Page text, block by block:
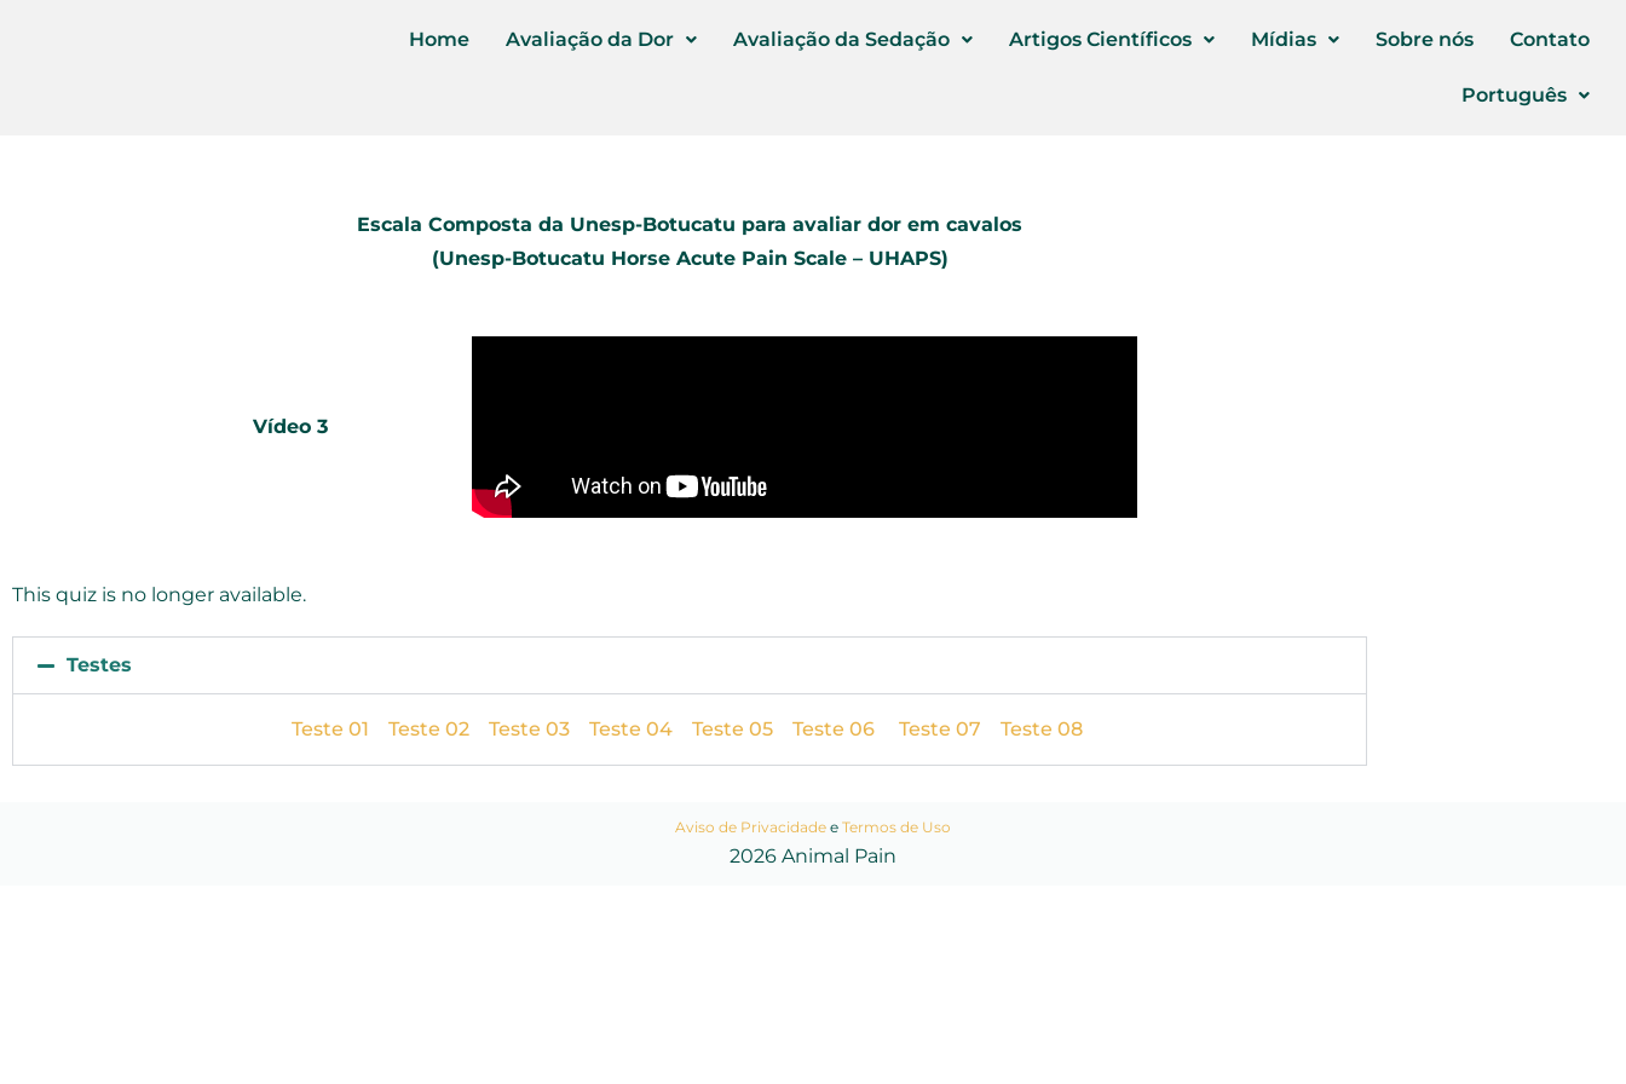
Home Avaliação da Dor Avaliação da Sedação Artigos Científicos Mídias Sobre nós Contato
Português
Escala Composta da Unesp-Botucatu para avaliar dor em cavalos
(Unesp-Botucatu Horse Acute Pain Scale – UHAPS)
Vídeo 3
This quiz is no longer available.
Testes
Teste 01 Teste 02 Teste 03 Teste 04 Teste 05 Teste 06 Teste 07 Teste 08
Aviso de Privacidade e Termos de Uso
2026 Animal Pain